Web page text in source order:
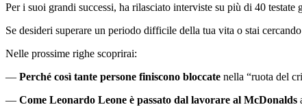
Per i suoi grandi successi, ha rilasciato interviste su più di 40 testate
Se desideri superare un periodo difficile della tua vita o stai
Nelle prossime righe scoprirai:
— Perché così tante persone finiscono bloccate nella “ruota del
— Come Leonardo Leone è passato dal lavorare al McDonalds